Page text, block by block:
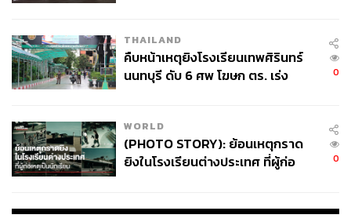
THAILAND
คืบหน้าเหตุยิงโรงเรียนเทพศิรินทร์
นนทบุรี ดับ 6 ศพ โฆษก ตร. เร่ง
0
WORLD
(PHOTO STORY): ย้อนเหตุกราด
ยิงในโรงเรียนต่างประเทศ ที่ผู้ก่อ
0